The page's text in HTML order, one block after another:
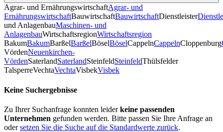
Agrar- und ErnährungswirtschaftAgrar- und
ErnährungswirtschaftBauwirtschaftBauwirtschaftDienstleister
und AnlagenbauMaschinen- und
AnlagenbauWirtschaftsregionWirtschaftsregion
BakumBakumBarßelBarßelBöselBöselCappelnCappelnCloppenburg
VördenNeuenkirchen-
VördenSaterlandSaterlandSteinfeldSteinfeldThülsfelder
TalsperreVechtaVechtaVisbekVisbek
Keine Suchergebnisse
Zu Ihrer Suchanfrage konnten leiderkeine passenden
Unternehmen gefunden werden. Bitte passen Sie Ihre Anfrage an
odersetzen Sie die Suche auf die Standardwerte zurück.